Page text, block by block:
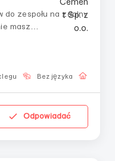
do zespołu na zdalny
masz
od
wszelką po...
Bez języka
Odpowiadać